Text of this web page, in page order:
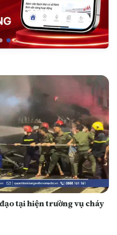
tại hiện trường vụ cháy